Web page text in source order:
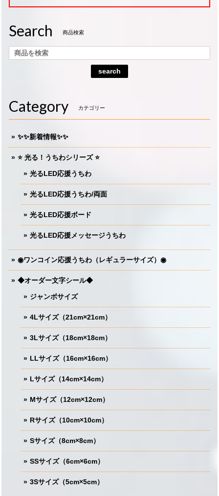
Search 商品検索
search
Category カテゴリー
✨✨新着情報✨✨
⭐️ 光る！うちわシリーズ ⭐️
光るLED応援うちわ
光るLED応援うちわ/両面
光るLED応援ボード
光るLED応援メッセージうちわ
◉ワンコイン応援うちわ（レギュラーサイズ）◉
◆オーダー文字シール◆
ジャンボサイズ
4Lサイズ（21cm×21cm）
3Lサイズ（18cm×18cm）
LLサイズ（16cm×16cm）
Lサイズ（14cm×14cm）
Mサイズ（12cm×12cm）
Rサイズ（10cm×10cm）
Sサイズ（8cm×8cm）
SSサイズ（6cm×6cm）
3Sサイズ（5cm×5cm）